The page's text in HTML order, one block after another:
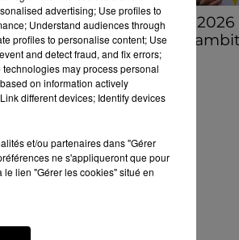
Stars'Terre
dévoile les
À quelques
édition de
septembre 2026 au
advertising; Use profiles to
Understand audiences through
profiles to personalise content; Use
and detect fraud, and fix errors;
may process personal
on information actively
different devices; Identify devices
et/ou partenaires dans "Gérer
ne s'appliqueront que pour
lien "Gérer les cookies" situé en